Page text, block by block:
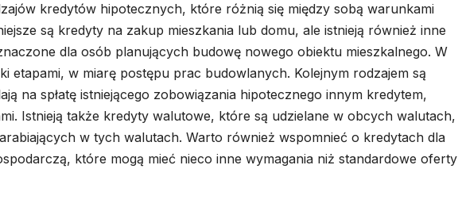
kredytów hipotecznych, które różnią się między sobą warunkami
są kredyty na zakup mieszkania lub domu, ale istnieją również inne
dla osób planujących budowę nowego obiektu mieszkalnego. W
etapami, w miarę postępu prac budowlanych. Kolejnym rodzajem są
na spłatę istniejącego zobowiązania hipotecznego innym kredytem,
Istnieją także kredyty walutowe, które są udzielane w obcych walutach,
w tych walutach. Warto również wspomnieć o kredytach dla
które mogą mieć nieco inne wymagania niż standardowe oferty